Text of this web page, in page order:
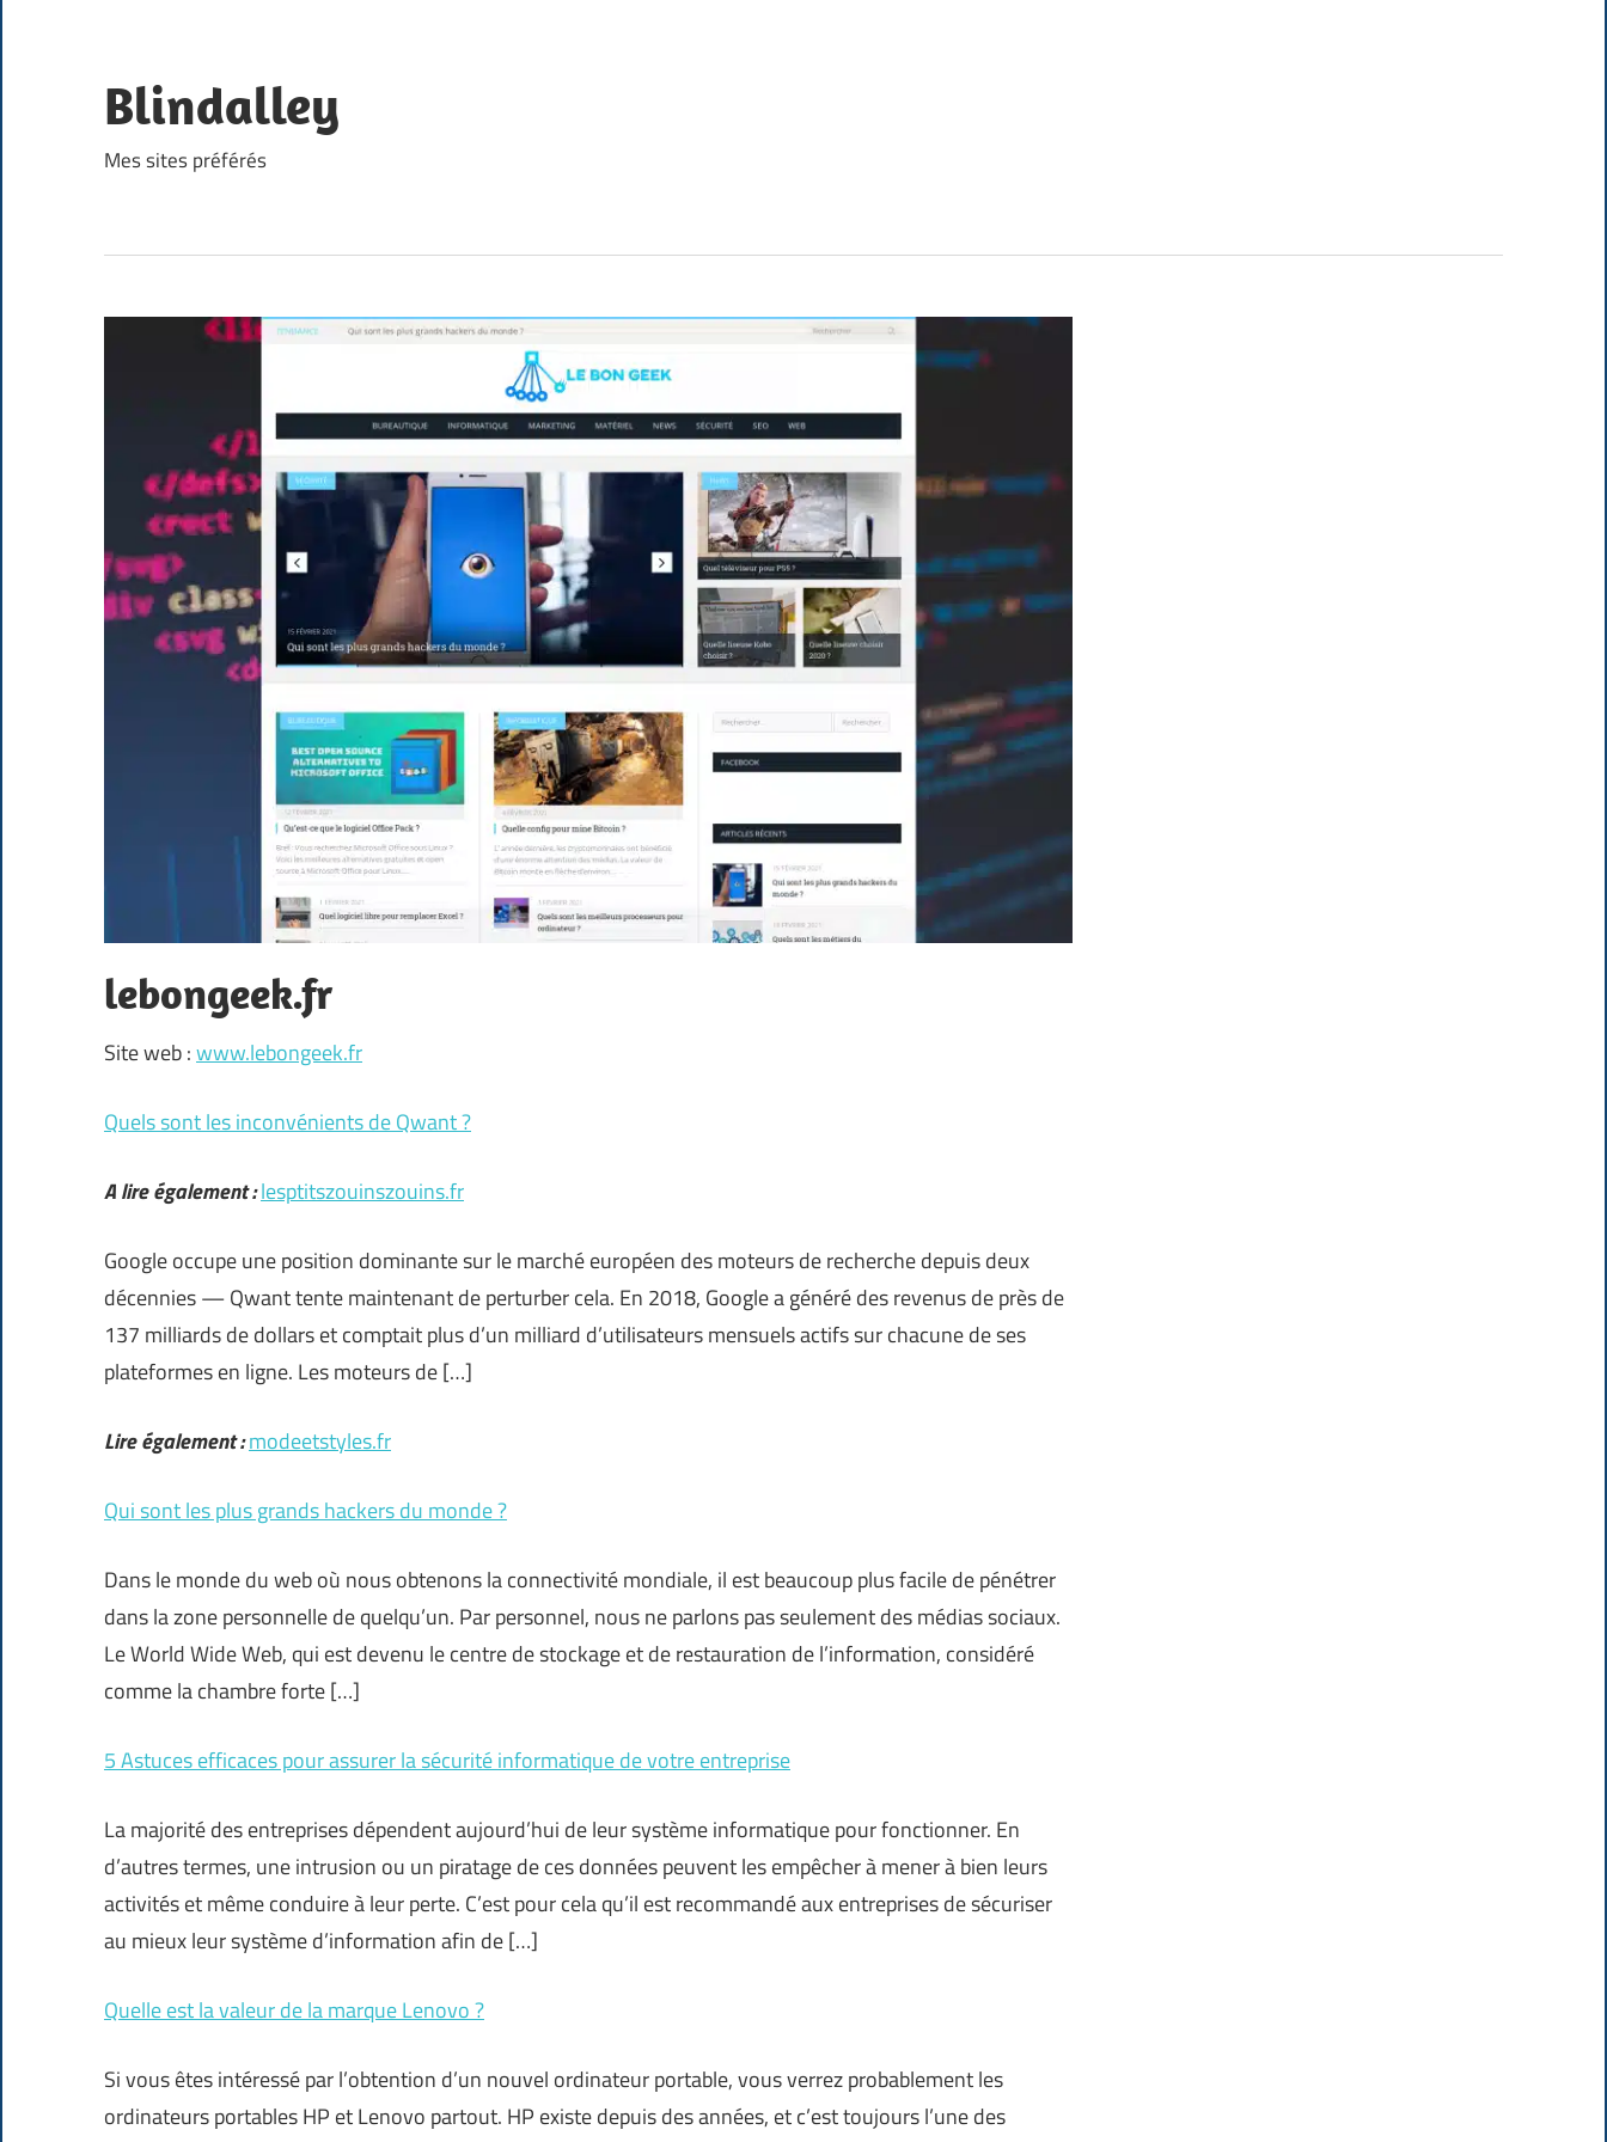
content
Blindalley
Mes sites préférés
lebongeek.fr
Site web :www.lebongeek.fr
Quels sont les inconvénients de Qwant ?
A lire également :lesptitszouinszouins.fr
Google occupe une position dominante sur le marché européen des moteurs de recherche depuis deux
décennies — Qwant tente maintenant de perturber cela. En 2018, Google a généré des revenus de près de
137 milliards de dollars et comptait plus d’un milliard d’utilisateurs mensuels actifs sur chacune de ses
plateformes en ligne. Les moteurs de […]
Lire également :modeetstyles.fr
Qui sont les plus grands hackers du monde ?
Dans le monde du web où nous obtenons la connectivité mondiale, il est beaucoup plus facile de pénétrer
dans la zone personnelle de quelqu’un. Par personnel, nous ne parlons pas seulement des médias sociaux.
Le World Wide Web, qui est devenu le centre de stockage et de restauration de l’information, considéré
comme la chambre forte […]
5 Astuces efficaces pour assurer la sécurité informatique de votre entreprise
La majorité des entreprises dépendent aujourd’hui de leur système informatique pour fonctionner. En
d’autres termes, une intrusion ou un piratage de ces données peuvent les empêcher à mener à bien leurs
activités et même conduire à leur perte. C’est pour cela qu’il est recommandé aux entreprises de sécuriser
au mieux leur système d’information afin de […]
Quelle est la valeur de la marque Lenovo ?
Si vous êtes intéressé par l’obtention d’un nouvel ordinateur portable, vous verrez probablement les
ordinateurs portables HP et Lenovo partout. HP existe depuis des années, et c’est toujours l’une des